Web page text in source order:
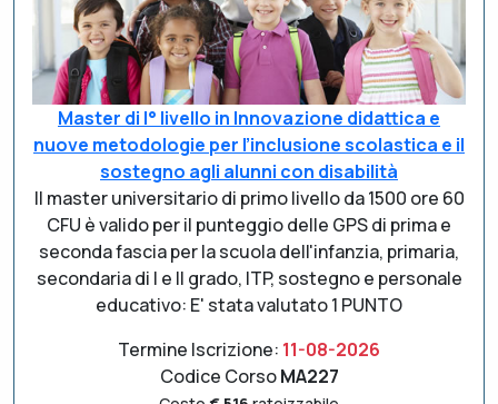
Master di I° livello in Innovazione didattica e
nuove metodologie per l’inclusione scolastica e il
sostegno agli alunni con disabilità
Il master universitario di primo livello da 1500 ore 60
CFU è valido per il punteggio delle GPS di prima e
seconda fascia per la scuola dell'infanzia, primaria,
secondaria di I e II grado, ITP, sostegno e personale
educativo: E' stata valutato 1 PUNTO
Termine Iscrizione: 11-08-2026
Codice CorsoMA227